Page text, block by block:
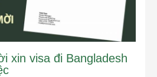
xin visa đi Bangladesh